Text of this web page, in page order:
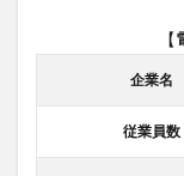
【
企業名
従業員数